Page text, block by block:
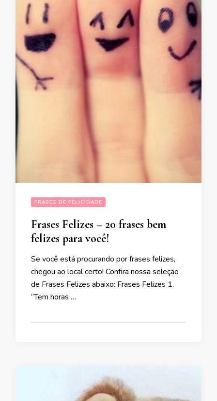
FRASES DE FELICIDADE
Frases Felizes – 20 frases bem
felizes para você!
Se você está procurando por frases felizes,
chegou ao local certo! Confira nossa seleção
de Frases Felizes abaixo: Frases Felizes 1.
“Tem horas …